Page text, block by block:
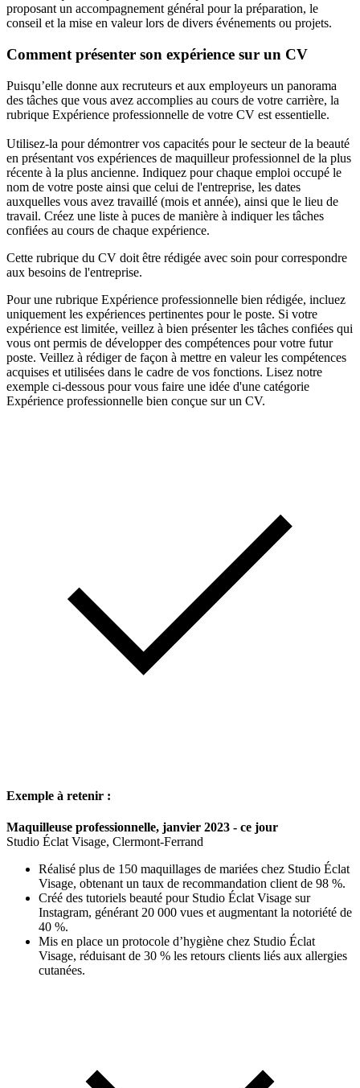
proposant un accompagnement général pour la préparation, le
conseil et la mise en valeur lors de divers événements ou projets.
Comment présenter son expérience sur un CV
Puisqu’elle donne aux recruteurs et aux employeurs un panorama
des tâches que vous avez accomplies au cours de votre carrière, la
rubrique Expérience professionnelle de votre CV est essentielle.
Utilisez-la pour démontrer vos capacités pour le secteur de la beauté
en présentant vos expériences de maquilleur professionnel de la plus
récente à la plus ancienne. Indiquez pour chaque emploi occupé le
nom de votre poste ainsi que celui de l'entreprise, les dates
auxquelles vous avez travaillé (mois et année), ainsi que le lieu de
travail. Créez une liste à puces de manière à indiquer les tâches
confiées au cours de chaque expérience.
Cette rubrique du CV doit être rédigée avec soin pour correspondre
aux besoins de l'entreprise.
Pour une rubrique Expérience professionnelle bien rédigée, incluez
uniquement les expériences pertinentes pour le poste. Si votre
expérience est limitée, veillez à bien présenter les tâches confiées qui
vous ont permis de développer des compétences pour votre futur
poste. Veillez à rédiger de façon à mettre en valeur les compétences
acquises et utilisées dans le cadre de vos fonctions. Lisez notre
exemple ci-dessous pour vous faire une idée d'une catégorie
Expérience professionnelle bien conçue sur un CV.
Exemple à retenir :
Maquilleuse professionnelle, janvier 2023 - ce jour
Studio Éclat Visage, Clermont-Ferrand
Réalisé plus de 150 maquillages de mariées chez Studio Éclat
Visage, obtenant un taux de recommandation client de 98 %.
Créé des tutoriels beauté pour Studio Éclat Visage sur
Instagram, générant 20 000 vues et augmentant la notoriété de
40 %.
Mis en place un protocole d’hygiène chez Studio Éclat
Visage, réduisant de 30 % les retours clients liés aux allergies
cutanées.